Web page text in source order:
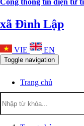
Cổng thông tin điện tử
xã Đình Lập
VIE EN
Toggle navigation
Trang chủ